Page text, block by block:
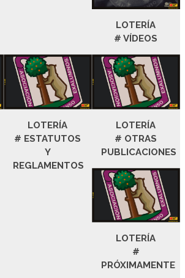
LOTERÍA
# VÍDEOS
LOTERÍA
# ESTATUTOS
Y
REGLAMENTOS
LOTERÍA
# OTRAS
PUBLICACIONES
LOTERÍA
#
PRÓXIMAMENTE